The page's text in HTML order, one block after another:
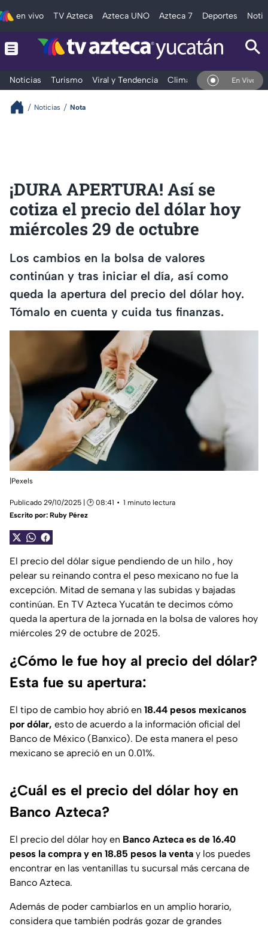
en vivo TV Azteca Azteca UNO Azteca 7 Deportes
Noticias Turismo Viral y Tendencia Clima DeportesEn Vivo
Noticias Nota
¡DURA APERTURA! Así se
cotiza el precio del dólar hoy
miércoles 29 de octubre
Los cambios en la bolsa de valores
continúan y tras iniciar el día, así como
queda la apertura del precio del dólar hoy.
Tómalo en cuenta y cuida tus finanzas.
|Pexels
Publicado 29/10/2025 | 🕑 08:41
1 minuto lectura
Escrito por: Ruby Pérez
El precio del dólar sigue pendiendo de un hilo , hoy
pelear su reinando contra el peso mexicano no fue la
excepción. Mitad de semana y las subidas y bajadas
continúan. En TV Azteca Yucatán te decimos cómo
queda la apertura de la jornada en la bolsa de valores hoy
miércoles 29 de octubre de 2025.
¿Cómo le fue hoy al precio del dólar?
Esta fue su apertura:
El tipo de cambio hoy abrió en 18.44 pesos mexicanos
por dólar, esto de acuerdo a la información oficial del
Banco de México (Banxico). De esta manera el peso
mexicano se apreció en un 0.01%.
¿Cuál es el precio del dólar hoy en
Banco Azteca?
El precio del dólar hoy en Banco Azteca es de 16.40
pesos la compra y en 18.85 pesos la venta y los puedes
encontrar en las ventanillas tu sucursal más cercana de
Banco Azteca.
Además de poder cambiarlos en un amplio horario,
considera que también podrás gozar de grandes